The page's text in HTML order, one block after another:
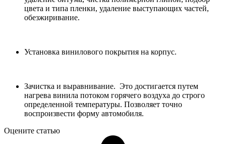
цвета и типа пленки, удаление выступающих частей,
обезжиривание.
Установка винилового покрытия на корпус.
Зачистка и выравнивание. Это достигается путем
нагрева винила потоком горячего воздуха до строго
определенной температуры. Позволяет точно
воспроизвести форму автомобиля.
Оцените статью